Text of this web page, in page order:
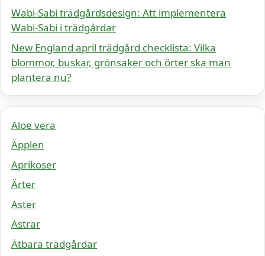
Wabi-Sabi trädgårdsdesign: Att implementera
Wabi-Sabi i trädgårdar
New England april trädgård checklista: Vilka
blommor, buskar, grönsaker och örter ska man
plantera nu?
Aloe vera
Äpplen
Aprikoser
Ärter
Aster
Astrar
Ätbara trädgårdar